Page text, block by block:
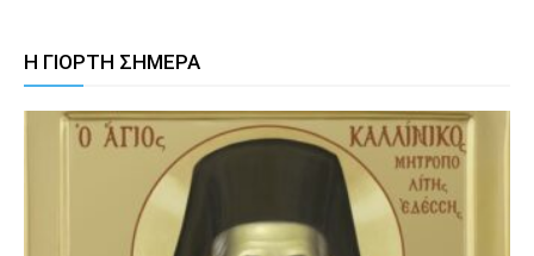
Η ΓΙΟΡΤΗ ΣΗΜΕΡΑ